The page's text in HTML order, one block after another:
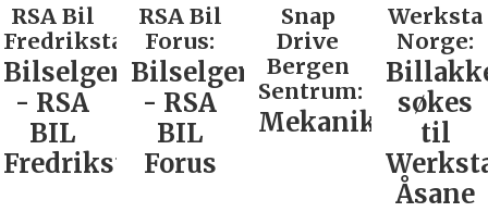
RSA Bil
Fredrikstad:
Bilselger
- RSA
BIL
Fredrikstad
RSA Bil
Forus:
Bilselger
- RSA
BIL
Forus
Snap
Drive
Bergen
Sentrum:
Mekaniker
Werksta
Norge:
søkes
til
Åsane